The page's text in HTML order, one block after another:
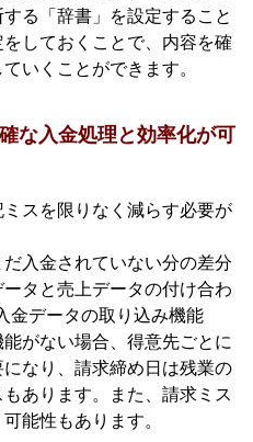
る「辞書」を設定すること
しておくことで、内容を確
いくことができます。
な入金処理と効率化が可
スを限りなく減らす必要が
入金されていない分の差分
タと売上データの付け合わ
データの取り込み機能
がない場合、得意先ごとに
なり、請求締め日は残業の
あります。また、請求ミス
能性もあります。